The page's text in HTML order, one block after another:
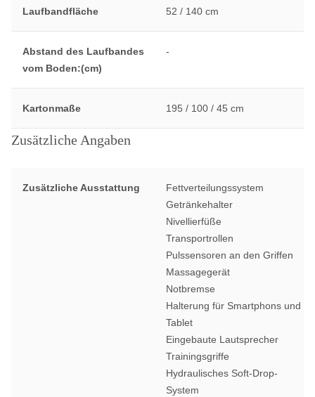
Laufbandfläche 52 / 140 cm
Abstand des Laufbandes
vom Boden:(cm)
-
Kartonmaße 195 / 100 / 45 cm
Zusätzliche Angaben
Zusätzliche Ausstattung
Fettverteilungssystem
Getränkehalter
Nivellierfüße
Transportrollen
Pulssensoren an den Griffen
Massagegerät
Notbremse
Halterung für Smartphons und
Tablet
Eingebaute Lautsprecher
Trainingsgriffe
Hydraulisches Soft-Drop-
System